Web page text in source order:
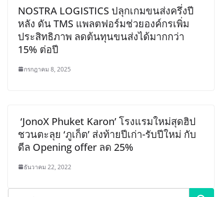
NOSTRA LOGISTICS ปลุกเกมขนส่งครึ่งปี
หลัง ดัน TMS แพลตฟอร์มช่วยองค์กรเพิ่ม
ประสิทธิภาพ ลดต้นทุนขนส่งได้มากกว่า
15% ต่อปี
กรกฎาคม 8, 2025
‘JonoX Phuket Karon’ โรงแรมใหม่สุดฮิป
ชวนตะลุย ‘ภูเก็ต’ ส่งท้ายปีเก่า-รับปีใหม่ กับ
ดีล Opening offer ลด 25%
ธันวาคม 22, 2022